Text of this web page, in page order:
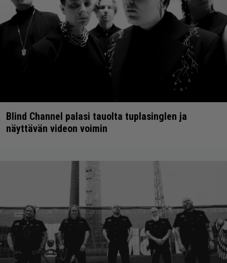
Blind Channel palasi tauolta tuplasinglen ja
näyttävän videon voimin